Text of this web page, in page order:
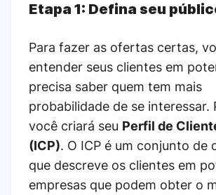
Etapa 1: Defina seu
Para fazer as ofertas certas,
entender seus clientes em
precisa saber quem tem mais
probabilidade de se interessar.
você criará seu Perfil de
(ICP). O ICP é um conjunto de
que descreve os clientes em
empresas que podem obter o